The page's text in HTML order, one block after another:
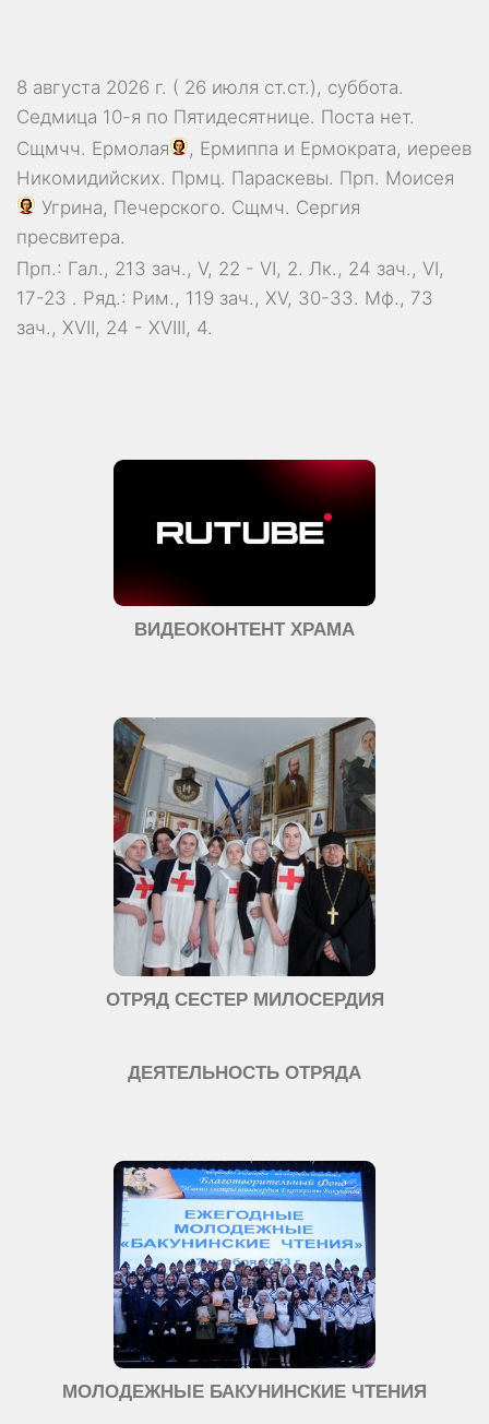
8 августа 2026 г. ( 26 июля ст.ст.), суббота.
Седмица 10-я по Пятидесятнице. Поста нет.
Сщмчч. Ермолая , Ермиппа и Ермократа, иереев
Никомидийских. Прмц. Параскевы. Прп. Моисея
Угрина, Печерского. Сщмч. Сергия
пресвитера.
Прп.: Гал., 213 зач., V, 22 - VI, 2. Лк., 24 зач., VI,
17-23 . Ряд.: Рим., 119 зач., XV, 30-33. Мф., 73
зач., XVII, 24 - XVIII, 4.
ВИДЕОКОНТЕНТ ХРАМА
ОТРЯД СЕСТЕР МИЛОСЕРДИЯ
ДЕЯТЕЛЬНОСТЬ ОТРЯДА
МОЛОДЕЖНЫЕ БАКУНИНСКИЕ ЧТЕНИЯ